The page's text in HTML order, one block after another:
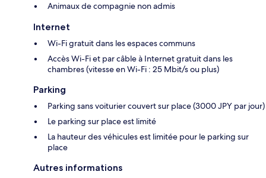
Animaux de compagnie non admis
Internet
Wi-Fi gratuit dans les espaces communs
Accès Wi-Fi et par câble à Internet gratuit dans les
chambres (vitesse en Wi-Fi : 25 Mbit/s ou plus)
Parking
Parking sans voiturier couvert sur place (3000 JPY par jour)
Le parking sur place est limité
La hauteur des véhicules est limitée pour le parking sur
place
Autres informations